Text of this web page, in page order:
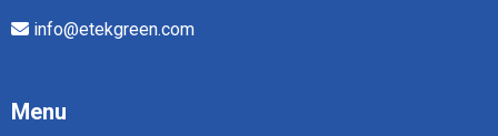
info@etekgreen.com
Menu